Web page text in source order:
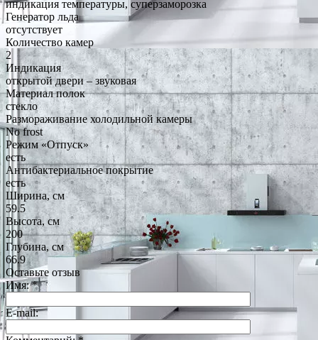
индикация температуры, суперзаморозка
Генератор льда
отсутствует
Количество камер
2
Индикация
открытой двери – звуковая
Материал полок
стекло
Размораживание холодильной камеры
No frost
Режим «Отпуск»
есть
Антибактериальное покрытие
есть
Ширина, см
59.5
Высота, см
200
Глубина, см
66.9
Оставьте отзыв
Имя:*
E-mail: